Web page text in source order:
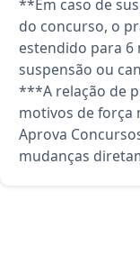
**Em caso de
do concurso, o
estendido para 6
suspensão ou
***A relação de
motivos de força
Aprova
mudanças